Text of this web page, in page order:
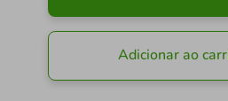
Adicionar ao